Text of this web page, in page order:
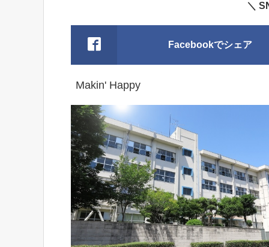
＼
Facebookでシェア
Makin' Happy